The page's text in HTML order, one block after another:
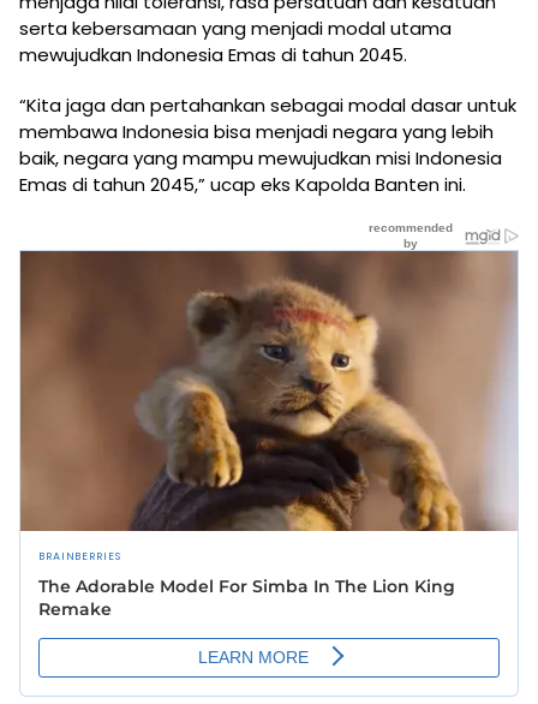
serta kebersamaan yang menjadi modal utama
mewujudkan Indonesia Emas di tahun 2045.
“Kita jaga dan pertahankan sebagai modal dasar untuk
membawa Indonesia bisa menjadi negara yang lebih
baik, negara yang mampu mewujudkan misi Indonesia
Emas di tahun 2045,” ucap eks Kapolda Banten ini.